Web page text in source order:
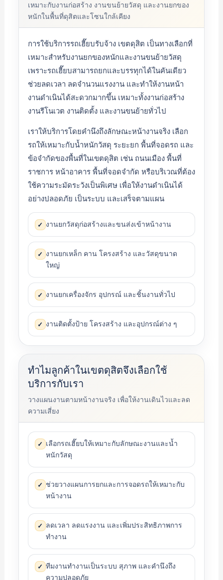
เหมาะกับงานก่อสร้าง งานขนย้ายวัสดุ และงานยกของ
หนักในพื้นที่ดุสิตและโซนใกล้เคียง
การใช้บริการรถเฮี๊ยบรับจ้าง เขตดุสิต เป็นทางเลือกที่
เหมาะสำหรับงานยกของหนักและงานขนย้ายวัสดุ
เพราะรถเฮี๊ยบสามารถยกและบรรทุกได้ในคันเดียว
ช่วยลดเวลา ลดจำนวนแรงงาน และทำให้งานหน้า
งานดำเนินได้สะดวกมากขึ้น เหมาะทั้งงานก่อสร้าง
งานรีโนเวต งานติดตั้ง และงานขนย้ายทั่วไป
เราให้บริการโดยคำนึงถึงลักษณะหน้างานจริง เลือก
รถให้เหมาะกับน้ำหนักวัสดุ ระยะยก พื้นที่จอดรถ และ
ข้อจำกัดของพื้นที่ในเขตดุสิต เช่น ถนนเมือง พื้นที่
ราชการ หน้าอาคาร พื้นที่จอดจำกัด หรือบริเวณที่ต้อง
ใช้ความระมัดระวังเป็นพิเศษ เพื่อให้งานดำเนินได้
อย่างปลอดภัย เป็นระบบ และเสร็จตามแผน
✓ งานยกวัสดุก่อสร้างและขนส่งเข้าหน้างาน
✓ งานยกเหล็ก คาน โครงสร้าง และวัสดุขนาด
ใหญ่
✓ งานยกเครื่องจักร อุปกรณ์ และชิ้นงานทั่วไป
✓ งานติดตั้งป้าย โครงสร้าง และอุปกรณ์ต่าง ๆ
ทำไมลูกค้าในเขตดุสิตจึงเลือกใช้
บริการกับเรา
วางแผนงานตามหน้างานจริง เพื่อให้งานเดินไวและลด
ความเสี่ยง
✓ เลือกรถเฮี๊ยบให้เหมาะกับลักษณะงานและน้ำ
หนักวัสดุ
✓ ช่วยวางแผนการยกและการจอดรถให้เหมาะกับ
หน้างาน
✓ ลดเวลา ลดแรงงาน และเพิ่มประสิทธิภาพการ
ทำงาน
✓ ทีมงานทำงานเป็นระบบ สุภาพ และคำนึงถึง
ความปลอดภัย